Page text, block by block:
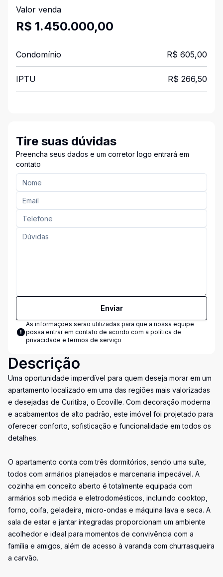
Valor venda
R$ 1.450.000,00
Condomínio R$ 605,00
IPTU R$ 266,50
Tire suas dúvidas
Preencha seus dados e um corretor logo entrará em
contato
Enviar
As informações serão utilizadas para que a nossa equipe
possa entrar em contato de acordo com a política de
privacidade e termos de serviço
Descrição
Uma oportunidade imperdível para quem deseja morar em um
apartamento localizado em uma das regiões mais valorizadas
e desejadas de Curitiba, o Ecoville. Com decoração moderna
e acabamentos de alto padrão, este imóvel foi projetado para
oferecer conforto, sofisticação e funcionalidade em todos os
detalhes.
O apartamento conta com três dormitórios, sendo uma suíte,
todos com armários planejados e marcenaria impecável. A
cozinha em conceito aberto é totalmente equipada com
armários sob medida e eletrodomésticos, incluindo cooktop,
forno, coifa, geladeira, micro-ondas e máquina lava e seca. A
sala de estar e jantar integradas proporcionam um ambiente
acolhedor e ideal para momentos de convivência com a
família e amigos, além de acesso à varanda com churrasqueira
a carvão.